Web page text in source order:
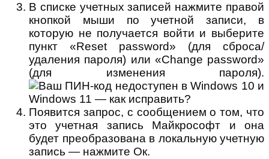
В списке учетных записей нажмите правой
кнопкой мыши по учетной записи, в
которую не получается войти и выберите
пункт «Reset password» (для сброса/
удаления пароля) или «Change password»
(для изменения пароля).
Появится запрос, с сообщением о том, что
это учетная запись Майкрософт и она
будет преобразована в локальную учетную
запись — нажмите Ок.